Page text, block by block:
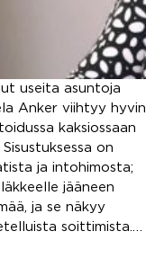
useita asuntoja
Anker viihtyy hyvin
kaksiossaan
on
ja intohimosta;
jääneen
ja se näkyy
soittimista.…